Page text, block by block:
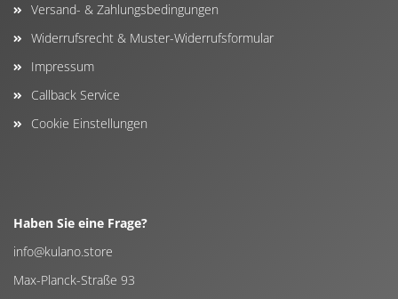
Versand- & Zahlungsbedingungen
Widerrufsrecht & Muster-Widerrufsformular
Impressum
Callback Service
Cookie Einstellungen
Haben Sie eine Frage?
info@kulano.store
Max-Planck-Straße 93